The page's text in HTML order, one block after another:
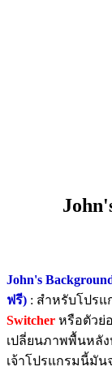
John's
ฟรี) : สำหรับโปร
Switcher หรือตัวย่
เปลี่ยนภาพพื้นหลัง
เจ้าโปรแกรมนี้มั